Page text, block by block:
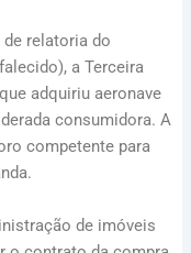
de relatoria do
a Terceira
adquiriu aeronave
consumidora. A
competente para
de imóveis